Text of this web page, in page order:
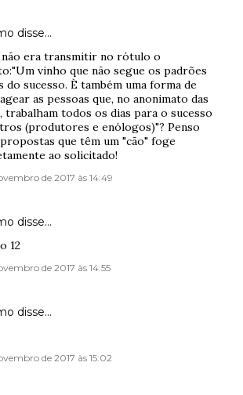
disse…
não era transmitir no rótulo o
vinho que não segue os padrões
do sucesso. È também uma forma de
as pessoas que, no anonimato das
trabalham todos os dias para o sucesso
(produtores e enólogos)"? Penso
que têm um "cão" foge
ao solicitado!
de 2017 às 14:49
disse…
12
de 2017 às 14:55
disse…
de 2017 às 15:02